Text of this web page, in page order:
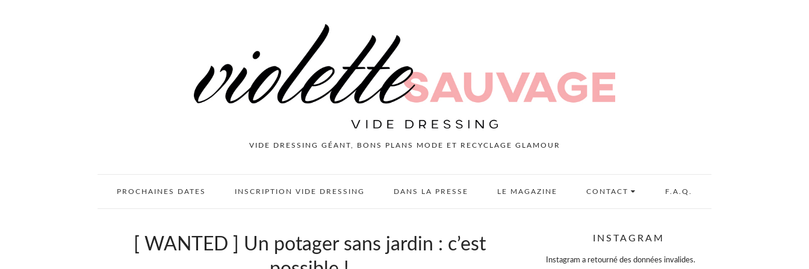
VIDE DRESSING GÉANT, BONS PLANS MODE ET RECYCLAGE GLAMOUR
PROCHAINES DATES INSCRIPTION VIDE DRESSING DANS LA PRESSE LE MAGAZINE CONTACT F.A.Q.
[ WANTED ] Un potager sans jardin : c’est
INSTAGRAM
Instagram a retourné des données invalides.